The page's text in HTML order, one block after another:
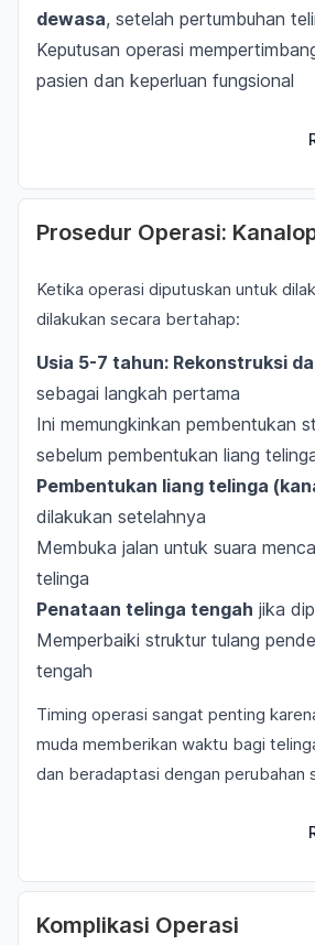
dewasa, setelah pertumbuhan
Keputusan operasi
pasien dan keperluan fungsional
Prosedur Operasi:
Ketika operasi diputuskan untuk
dilakukan secara bertahap:
Usia 5-7 tahun: Rekonstruksi
sebagai langkah pertama
Ini memungkinkan pembentukan
sebelum pembentukan liang
Pembentukan liang telinga
dilakukan setelahnya
Membuka jalan untuk suara
telinga
Penataan telinga tengah jika
Memperbaiki struktur tulang
tengah
Timing operasi sangat penting
muda memberikan waktu bagi
dan beradaptasi dengan perubahan
Komplikasi Operasi